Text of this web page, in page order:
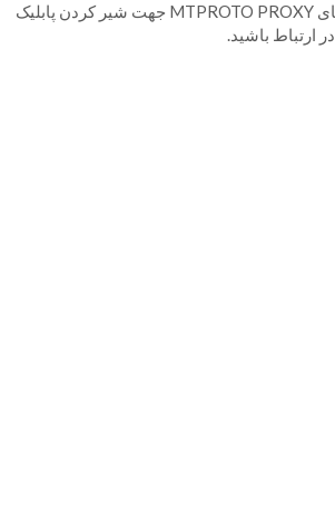
جهت پنهان کردن ادرس سرویس های MTPROTO PROXY جهت شیر کردن پابلیک
در ارتباط باشید.